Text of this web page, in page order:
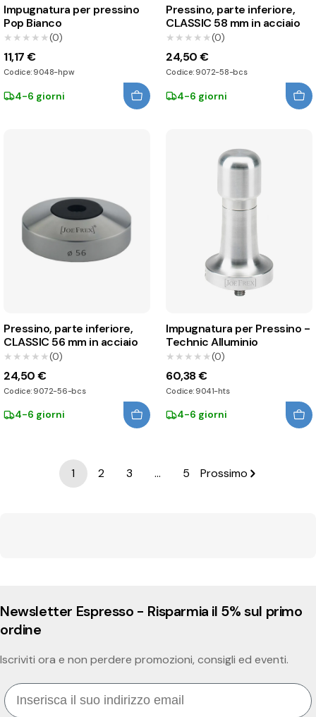
Impugnatura per pressino
Pop Bianco
★★★★★
★★★★★(0)
11,17 €
Codice: 9048-hpw
4-6 giorni
Pressino, parte inferiore,
CLASSIC 58 mm in acciaio
★★★★★
★★★★★(0)
24,50 €
Codice: 9072-58-bcs
4-6 giorni
Pressino, parte inferiore,
CLASSIC 56 mm in acciaio
★★★★★
★★★★★(0)
24,50 €
Codice: 9072-56-bcs
4-6 giorni
Impugnatura per Pressino -
Technic Alluminio
★★★★★
★★★★★(0)
60,38 €
Codice: 9041-hts
4-6 giorni
1 2 3 … 5 Prossimo
Newsletter Espresso - Risparmia il 5% sul primo
ordine
Iscriviti ora e non perdere promozioni, consigli ed eventi.
Email